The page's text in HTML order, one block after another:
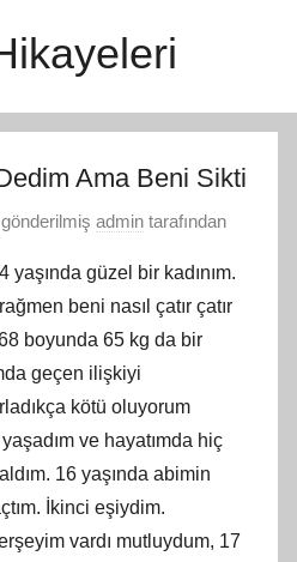
Ama Beni Sikti
admin tarafından
yaşında güzel bir kadınım.
beni nasıl çatır çatır
boyunda 65 kg da bir
geçen ilişkiyi
kötü oluyorum
ve hayatımda hiç
16 yaşında abimin
İkinci eşiydim.
vardı mutluydum, 17